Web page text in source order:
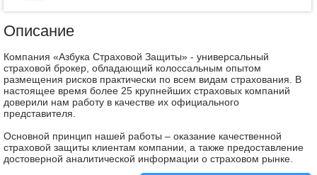
Описание
Компания «Азбука Страховой Защиты» - универсальный
страховой брокер, обладающий колоссальным опытом
размещения рисков практически по всем видам страхования. В
настоящее время более 25 крупнейших страховых компаний
доверили нам работу в качестве их официального
представителя.
Основной принцип нашей работы – оказание качественной
страховой защиты клиентам компании, а также предоставление
достоверной аналитической информации о страховом рынке.